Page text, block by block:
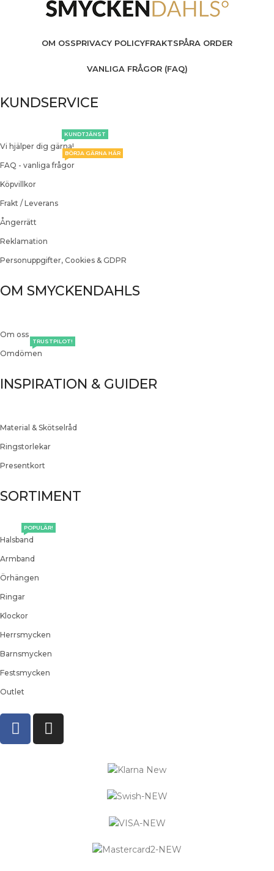
OM OSSPRIVACY POLICYFRAKTSPÅRA ORDER
VANLIGA FRÅGOR (FAQ)
KUNDSERVICE
Vi hjälper dig gärna!
KUNDTJÄNST
FAQ - vanliga frågor
BÖRJA GÄRNA HÄR
Köpvillkor
Frakt / Leverans
Ångerrätt
Reklamation
Personuppgifter, Cookies & GDPR
OM SMYCKENDAHLS
Om oss
Omdömen
TRUSTPILOT!
INSPIRATION & GUIDER
Material & Skötselråd
Ringstorlekar
Presentkort
SORTIMENT
Halsband
POPULÄR!
Armband
Örhängen
Ringar
Klockor
Herrsmycken
Barnsmycken
Festsmycken
Outlet